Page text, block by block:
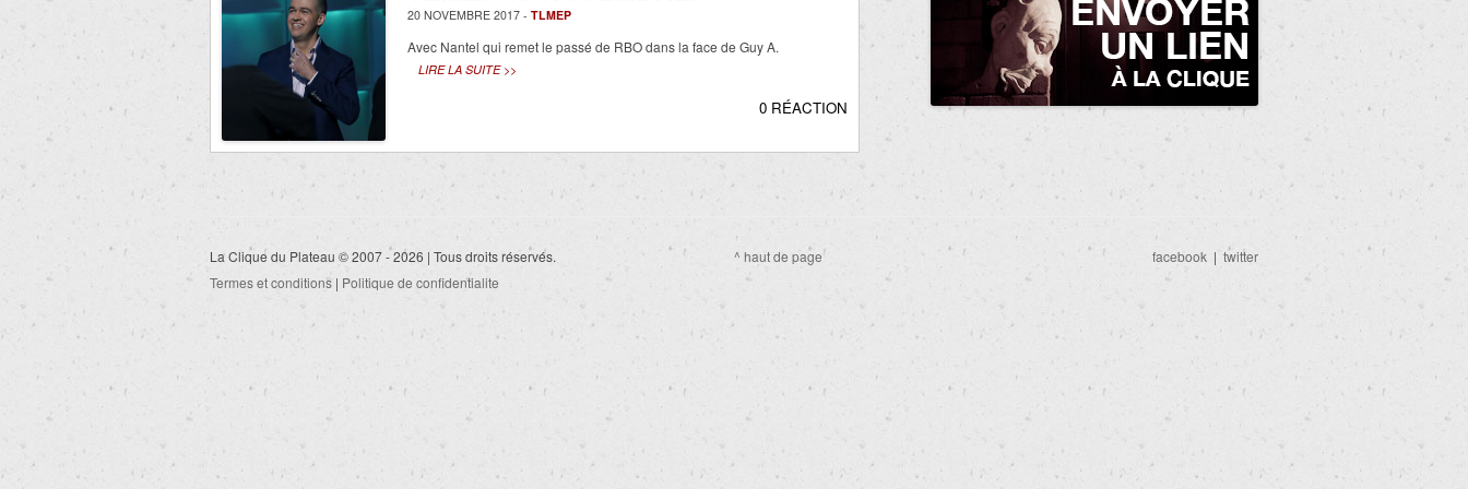
20 NOVEMBRE 2017 - TLMEP
Avec Nantel qui remet le passé de RBO dans la face de Guy A.
LIRE LA SUITE >>
0 RÉACTION
La Clique du Plateau © 2007 - 2026 | Tous droits réservés.
Termes et conditions | Politique de confidentialite
^ haut de page facebook | twitter